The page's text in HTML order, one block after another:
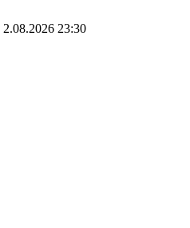
2.08.2026 23:30